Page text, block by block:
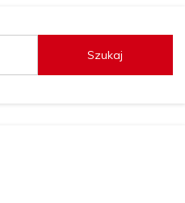
Szukaj